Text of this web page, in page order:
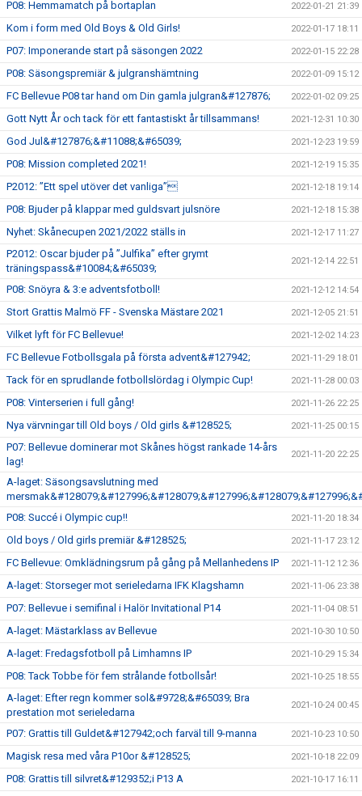
P08: Hemmamatch på bortaplan 2022-01-21 21:39
Kom i form med Old Boys & Old Girls! 2022-01-17 18:11
P07: Imponerande start på säsongen 2022 2022-01-15 22:28
P08: Säsongspremiär & julgranshämtning 2022-01-09 15:12
FC Bellevue P08 tar hand om Din gamla julgran&#127876; 2022-01-02 09:25
Gott Nytt År och tack för ett fantastiskt år tillsammans! 2021-12-31 10:30
God Jul&#127876;&#11088;&#65039; 2021-12-23 19:59
P08: Mission completed 2021! 2021-12-19 15:35
P2012: ”Ett spel utöver det vanliga” 2021-12-18 19:14
P08: Bjuder på klappar med guldsvart julsnöre 2021-12-18 15:38
Nyhet: Skånecupen 2021/2022 ställs in 2021-12-17 11:27
P2012: Oscar bjuder på ”Julfika” efter grymt
träningspass&#10084;&#65039;
2021-12-14 22:51
P08: Snöyra & 3:e adventsfotboll! 2021-12-12 14:54
Stort Grattis Malmö FF - Svenska Mästare 2021 2021-12-05 21:51
Vilket lyft för FC Bellevue! 2021-12-02 14:23
FC Bellevue Fotbollsgala på första advent&#127942; 2021-11-29 18:01
Tack för en sprudlande fotbollslördag i Olympic Cup! 2021-11-28 00:03
P08: Vinterserien i full gång! 2021-11-26 22:25
Nya värvningar till Old boys / Old girls &#128525; 2021-11-25 00:15
P07: Bellevue dominerar mot Skånes högst rankade 14-års
lag!
2021-11-20 22:25
A-laget: Säsongsavslutning med
P08: Succé i Olympic cup!!
2021-11-20 18:34
Old boys / Old girls premiär &#128525; 2021-11-17 23:12
FC Bellevue: Omklädningsrum på gång på Mellanhedens IP 2021-11-12 12:36
A-laget: Storseger mot serieledarna IFK Klagshamn 2021-11-06 23:38
P07: Bellevue i semifinal i Halör Invitational P14 2021-11-04 08:51
A-laget: Mästarklass av Bellevue 2021-10-30 10:50
A-laget: Fredagsfotboll på Limhamns IP 2021-10-29 15:34
P08: Tack Tobbe för fem strålande fotbollsår! 2021-10-25 18:55
A-laget: Efter regn kommer sol&#9728;&#65039; Bra
prestation mot serieledarna
2021-10-24 00:45
P07: Grattis till Guldet&#127942;och farväl till 9-manna 2021-10-23 10:50
Magisk resa med våra P10or &#128525; 2021-10-18 22:09
P08: Grattis till silvret&#129352;i P13 A 2021-10-17 16:11